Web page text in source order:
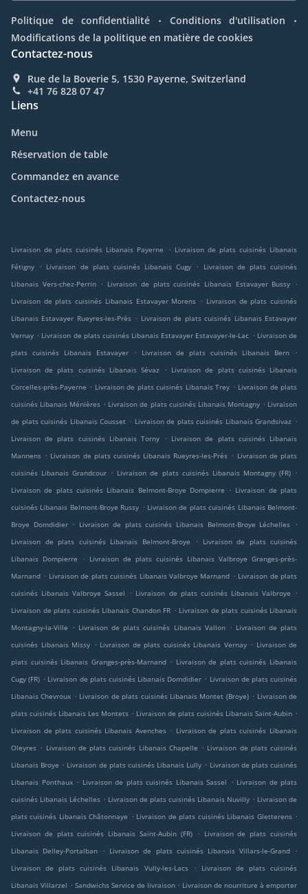
Politique de confidentialité . Conditions d'utilisation .
Modifications de la politique en matière de cookies
Contactez-nous
Rue de la Boverie 5, 1530 Payerne, Switzerland
+41 76 828 07 47
Liens
Menu
Réservation de table
Commandez en avance
Contactez-nous
Livraison de plats cuisinés Libanais Payerne . Livraison de plats cuisinés Libanais
Fétigny
. Livraison de plats cuisinés Libanais Cugy .
Livraison de plats cuisinés
Libanais Vers-chez-Perrin . Livraison de plats cuisinés Libanais Estavayer Bussy
.
Livraison de plats cuisinés Libanais Estavayer Morens . Livraison de plats cuisinés
Libanais Estavayer Rueyres-les-Prés . Livraison de plats cuisinés Libanais Estavayer
Vernay . Livraison de plats cuisinés Libanais Estavayer Estavayer-le-Lac . Livraison de
plats cuisinés Libanais Estavayer
. Livraison de plats cuisinés Libanais Bern
.
Livraison de plats cuisinés Libanais Sévaz
. Livraison de plats cuisinés Libanais
Corcelles-près-Payerne . Livraison de plats cuisinés Libanais Trey . Livraison de plats
cuisinés Libanais Ménières . Livraison de plats cuisinés Libanais Montagny . Livraison
de plats cuisinés Libanais Cousset . Livraison de plats cuisinés Libanais Grandsivaz .
Livraison de plats cuisinés Libanais Torny
. Livraison de plats cuisinés Libanais
Mannens . Livraison de plats cuisinés Libanais Rueyres-les-Prés . Livraison de plats
cuisinés Libanais Grandcour . Livraison de plats cuisinés Libanais Montagny (FR) .
Livraison de plats cuisinés Libanais Belmont-Broye Dompierre
. Livraison de plats
cuisinés Libanais Belmont-Broye Russy . Livraison de plats cuisinés Libanais Belmont-
Broye Domdidier . Livraison de plats cuisinés Libanais Belmont-Broye Léchelles
.
Livraison de plats cuisinés Libanais Belmont-Broye
.
Livraison de plats cuisinés
Libanais Dompierre
. Livraison de plats cuisinés Libanais Valbroye Granges-près-
Marnand . Livraison de plats cuisinés Libanais Valbroye Marnand . Livraison de plats
cuisinés Libanais Valbroye Sassel
. Livraison de plats cuisinés Libanais Valbroye
.
Livraison de plats cuisinés Libanais Chandon FR . Livraison de plats cuisinés Libanais
Montagny-la-Ville
. Livraison de plats cuisinés Libanais Vallon . Livraison de plats
cuisinés Libanais Missy . Livraison de plats cuisinés Libanais Vernay . Livraison de
plats cuisinés Libanais Granges-près-Marnand . Livraison de plats cuisinés Libanais
Cugy (FR) . Livraison de plats cuisinés Libanais Domdidier . Livraison de plats cuisinés
Libanais Chevroux . Livraison de plats cuisinés Libanais Montet (Broye) . Livraison de
plats cuisinés Libanais Les Montets . Livraison de plats cuisinés Libanais Saint-Aubin .
Livraison de plats cuisinés Libanais Avenches . Livraison de plats cuisinés Libanais
Oleyres . Livraison de plats cuisinés Libanais Chapelle . Livraison de plats cuisinés
Libanais Broye . Livraison de plats cuisinés Libanais Lully . Livraison de plats cuisinés
Libanais Ponthaux . Livraison de plats cuisinés Libanais Sassel . Livraison de plats
cuisinés Libanais Léchelles . Livraison de plats cuisinés Libanais Nuvilly . Livraison de
plats cuisinés Libanais Châtonnaye . Livraison de plats cuisinés Libanais Gletterens .
Livraison de plats cuisinés Libanais Saint-Aubin (FR)
. Livraison de plats cuisinés
Libanais Delley-Portalban
. Livraison de plats cuisinés Libanais Villars-le-Grand
.
Livraison de plats cuisinés Libanais Vully-les-Lacs
.
Livraison de plats cuisinés
Libanais Villarzel . Sandwichs Service de livraison . Livraison de nourriture à emporter